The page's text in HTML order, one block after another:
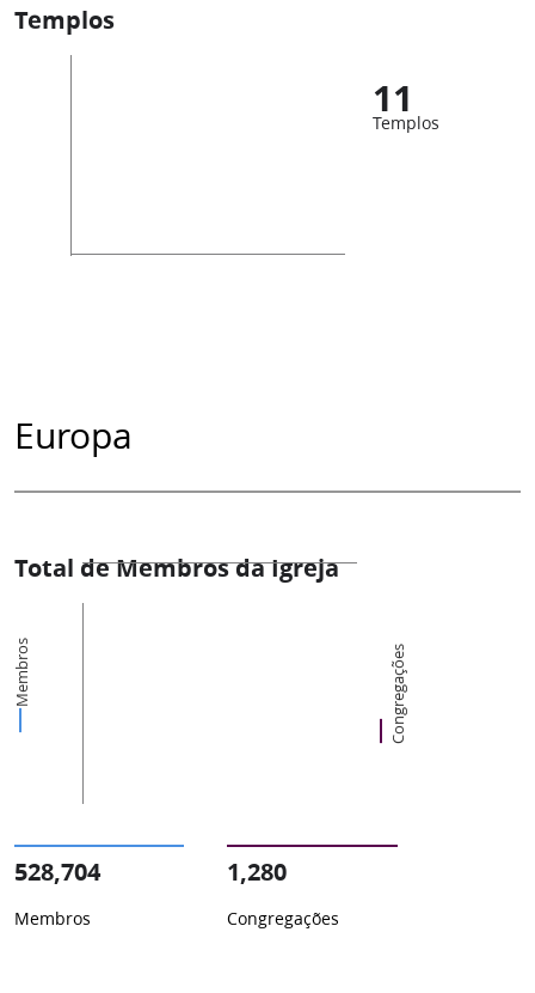
Templos
11
Templos
Europa
Total de Membros da Igreja
Membros Congregações
528,704
Membros
1,280
Congregações